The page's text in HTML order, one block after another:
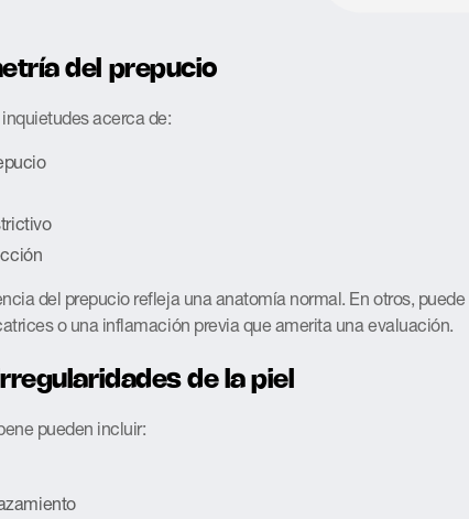
del prepucio
acerca de:
del prepucio refleja una anatomía normal. En otros,
o una inflamación previa que amerita una evaluación.
de la piel
pueden incluir: